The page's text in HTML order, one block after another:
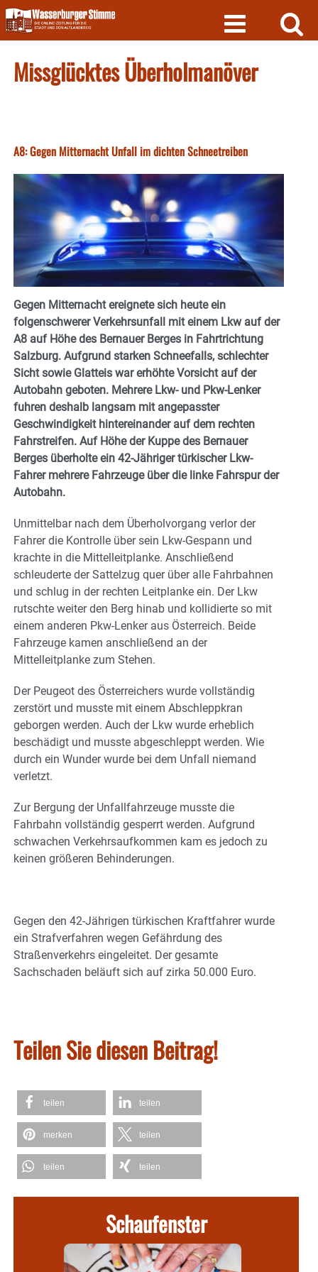
Skip
to
content
Missglücktes Überholmanöver
A8: Gegen Mitternacht Unfall im dichten Schneetreiben
Gegen Mitternacht ereignete sich heute ein
folgenschwerer Verkehrsunfall mit einem Lkw auf der
A8 auf Höhe des Bernauer Berges in Fahrtrichtung
Salzburg. Aufgrund starken Schneefalls, schlechter
Sicht sowie Glatteis war erhöhte Vorsicht auf der
Autobahn geboten. Mehrere Lkw- und Pkw-Lenker
fuhren deshalb langsam mit angepasster
Geschwindigkeit hintereinander auf dem rechten
Fahrstreifen. Auf Höhe der Kuppe des Bernauer
Berges überholte ein 42-Jähriger türkischer Lkw-
Fahrer mehrere Fahrzeuge über die linke Fahrspur der
Autobahn.
Unmittelbar nach dem Überholvorgang verlor der
Fahrer die Kontrolle über sein Lkw-Gespann und
krachte in die Mittelleitplanke. Anschließend
schleuderte der Sattelzug quer über alle Fahrbahnen
und schlug in der rechten Leitplanke ein. Der Lkw
rutschte weiter den Berg hinab und kollidierte so mit
einem anderen Pkw-Lenker aus Österreich. Beide
Fahrzeuge kamen anschließend an der
Mittelleitplanke zum Stehen.
Der Peugeot des Österreichers wurde vollständig
zerstört und musste mit einem Abschleppkran
geborgen werden. Auch der Lkw wurde erheblich
beschädigt und musste abgeschleppt werden. Wie
durch ein Wunder wurde bei dem Unfall niemand
verletzt.
Zur Bergung der Unfallfahrzeuge musste die
Fahrbahn vollständig gesperrt werden. Aufgrund
schwachen Verkehrsaufkommen kam es jedoch zu
keinen größeren Behinderungen.
Gegen den 42-Jährigen türkischen Kraftfahrer wurde
ein Strafverfahren wegen Gefährdung des
Straßenverkehrs eingeleitet. Der gesamte
Sachschaden beläuft sich auf zirka 50.000 Euro.
Teilen Sie diesen Beitrag!
teilen teilen
merken teilen
teilen teilen
Schaufenster